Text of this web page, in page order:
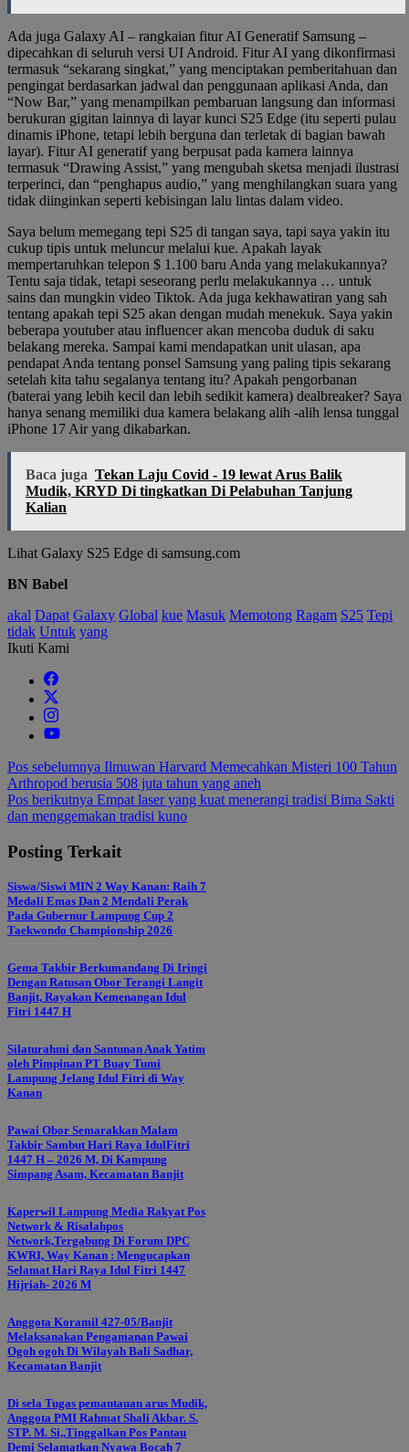
Ada juga Galaxy AI – rangkaian fitur AI Generatif Samsung –
dipecahkan di seluruh versi UI Android. Fitur AI yang dikonfirmasi
termasuk “sekarang singkat,” yang menciptakan pemberitahuan dan
pengingat berdasarkan jadwal dan penggunaan aplikasi Anda, dan
“Now Bar,” yang menampilkan pembaruan langsung dan informasi
berukuran gigitan lainnya di layar kunci S25 Edge (itu seperti pulau
dinamis iPhone, tetapi lebih berguna dan terletak di bagian bawah
layar). Fitur AI generatif yang berpusat pada kamera lainnya
termasuk “Drawing Assist,” yang mengubah sketsa menjadi ilustrasi
terperinci, dan “penghapus audio,” yang menghilangkan suara yang
tidak diinginkan seperti kebisingan lalu lintas dalam video.
Saya belum memegang tepi S25 di tangan saya, tapi saya yakin itu
cukup tipis untuk meluncur melalui kue. Apakah layak
mempertaruhkan telepon $ 1.100 baru Anda yang melakukannya?
Tentu saja tidak, tetapi seseorang perlu melakukannya … untuk
sains dan mungkin video Tiktok. Ada juga kekhawatiran yang sah
tentang apakah tepi S25 akan dengan mudah menekuk. Saya yakin
beberapa youtuber atau influencer akan mencoba duduk di saku
belakang mereka. Sampai kami mendapatkan unit ulasan, apa
pendapat Anda tentang ponsel Samsung yang paling tipis sekarang
setelah kita tahu segalanya tentang itu? Apakah pengorbanan
(baterai yang lebih kecil dan lebih sedikit kamera) dealbreaker? Saya
hanya senang memiliki dua kamera belakang alih -alih lensa tunggal
iPhone 17 Air yang dikabarkan.
Baca juga Tekan Laju Covid - 19 lewat Arus Balik
Mudik, KRYD Di tingkatkan Di Pelabuhan Tanjung
Kalian
Lihat Galaxy S25 Edge di samsung.com
BN Babel
akal Dapat Galaxy Global kue Masuk Memotong Ragam S25 Tepi
tidak Untuk yang
Ikuti Kami
Navigasi
pos
Pos sebelumnya Ilmuwan Harvard Memecahkan Misteri 100 Tahun
Arthropod berusia 508 juta tahun yang aneh
Pos berikutnya Empat laser yang kuat menerangi tradisi Bima Sakti
dan menggemakan tradisi kuno
Posting Terkait
Siswa/Siswi MIN 2 Way Kanan: Raih 7
Medali Emas Dan 2 Mendali Perak
Pada Gubernur Lampung Cup 2
Taekwondo Championship 2026
Gema Takbir Berkumandang Di Iringi
Dengan Ratusan Obor Terangi Langit
Banjit, Rayakan Kemenangan Idul
Fitri 1447 H
Silaturahmi dan Santunan Anak Yatim
oleh Pimpinan PT Buay Tumi
Lampung Jelang Idul Fitri di Way
Kanan
Pawai Obor Semarakkan Malam
Takbir Sambut Hari Raya IdulFitri
1447 H – 2026 M, Di Kampung
Simpang Asam, Kecamatan Banjit
Kaperwil Lampung Media Rakyat Pos
Network & Risalahpos
Network,Tergabung Di Forum DPC
KWRI, Way Kanan : Mengucapkan
Selamat Hari Raya Idul Fitri 1447
Hijriah- 2026 M
Anggota Koramil 427-05/Banjit
Melaksanakan Pengamanan Pawai
Ogoh ogoh Di Wilayah Bali Sadhar,
Kecamatan Banjit
Di sela Tugas pemantauan arus Mudik,
Anggota PMI Rahmat Shali Akbar. S.
STP. M. Si,,Tinggalkan Pos Pantau
Demi Selamatkan Nyawa Bocah 7